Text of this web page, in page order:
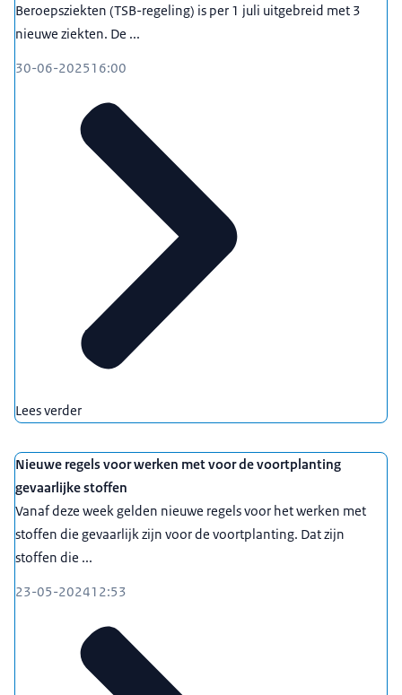
Beroepsziekten (TSB-regeling) is per 1 juli uitgebreid met 3
nieuwe ziekten. De ...
30-06-202516:00
Lees verder
Nieuwe regels voor werken met voor de voortplanting
gevaarlijke stoffen
Vanaf deze week gelden nieuwe regels voor het werken met
stoffen die gevaarlijk zijn voor de voortplanting. Dat zijn
stoffen die ...
23-05-202412:53